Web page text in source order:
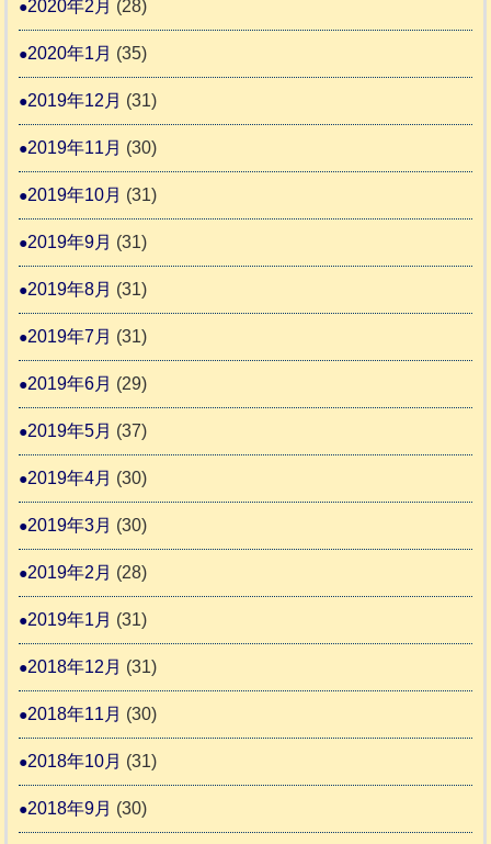
2020年2月 (28)
2020年1月 (35)
2019年12月 (31)
2019年11月 (30)
2019年10月 (31)
2019年9月 (31)
2019年8月 (31)
2019年7月 (31)
2019年6月 (29)
2019年5月 (37)
2019年4月 (30)
2019年3月 (30)
2019年2月 (28)
2019年1月 (31)
2018年12月 (31)
2018年11月 (30)
2018年10月 (31)
2018年9月 (30)